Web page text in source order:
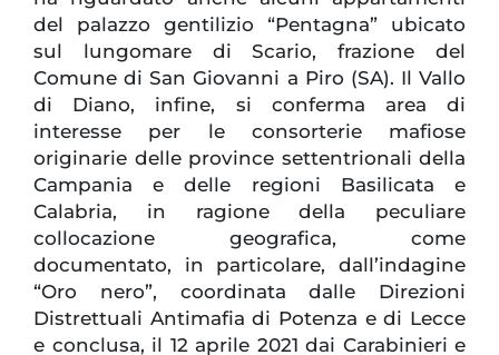
del palazzo gentilizio “Pentagna” ubicato
sul lungomare di Scario, frazione del
Comune di San Giovanni a Piro (SA). Il Vallo
di Diano, infine, si conferma area di
interesse per le consorterie mafiose
originarie delle province settentrionali della
Campania e delle regioni Basilicata e
Calabria, in ragione della peculiare
collocazione geografica, come
documentato, in particolare, dall’indagine
“Oro nero”, coordinata dalle Direzioni
Distrettuali Antimafia di Potenza e di Lecce
e conclusa, il 12 aprile 2021 dai Carabinieri e